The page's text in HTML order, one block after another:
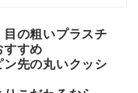
の粗いプラスチ
すすめ
先の丸いクッシ